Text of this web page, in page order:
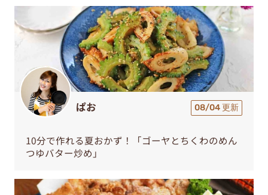
ぱお 08/04 更新
10分で作れる夏おかず！「ゴーヤとちくわのめん
つゆバター炒め」